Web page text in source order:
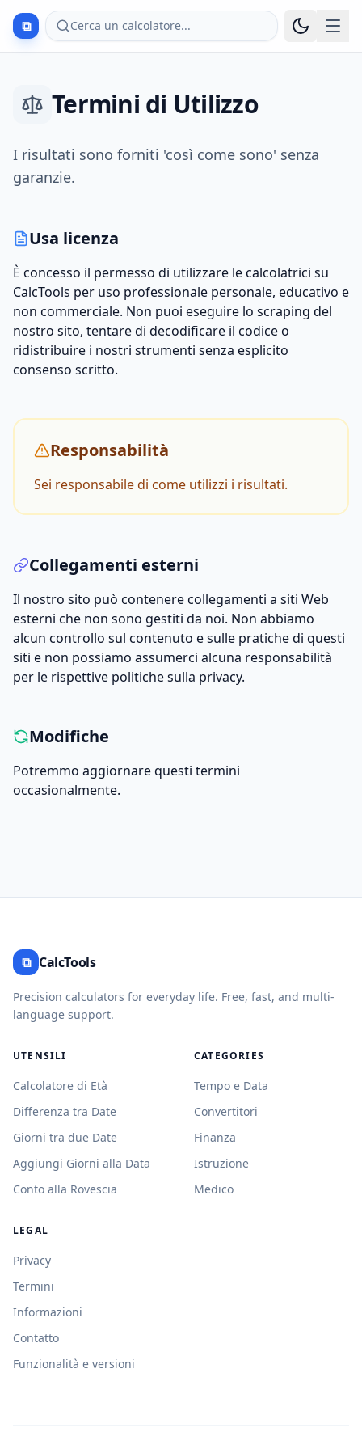
⧉ Cerca un calcolatore...
Termini di Utilizzo
I risultati sono forniti 'così come sono' senza
garanzie.
Usa licenza
È concesso il permesso di utilizzare le calcolatrici su
CalcTools per uso professionale personale, educativo e
non commerciale. Non puoi eseguire lo scraping del
nostro sito, tentare di decodificare il codice o
ridistribuire i nostri strumenti senza esplicito
consenso scritto.
Responsabilità
Sei responsabile di come utilizzi i risultati.
Collegamenti esterni
Il nostro sito può contenere collegamenti a siti Web
esterni che non sono gestiti da noi. Non abbiamo
alcun controllo sul contenuto e sulle pratiche di questi
siti e non possiamo assumerci alcuna responsabilità
per le rispettive politiche sulla privacy.
Modifiche
Potremmo aggiornare questi termini
occasionalmente.
⧉ CalcTools
Precision calculators for everyday life. Free, fast, and multi-
language support.
UTENSILI
Calcolatore di Età
Differenza tra Date
Giorni tra due Date
Aggiungi Giorni alla Data
Conto alla Rovescia
CATEGORIES
Tempo e Data
Convertitori
Finanza
Istruzione
Medico
LEGAL
Privacy
Termini
Informazioni
Contatto
Funzionalità e versioni